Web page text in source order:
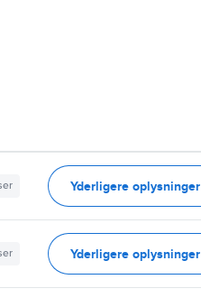
Yderligere oplysninger
Yderligere oplysninger